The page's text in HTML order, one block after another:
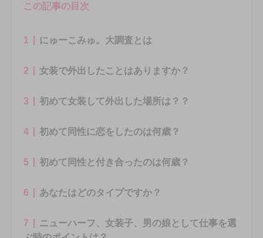
この記事の目次
1 にゅーこみゅ。大調査とは
2 女装で外出したことはありますか？
3 初めて女装して外出した場所は？？
4 初めて同性に恋をしたのは何歳？
5 初めて同性と付き合ったのは何歳？
6 あなたはどのタイプですか？
7
ニューハーフ、女装子、男の娘として仕事を選